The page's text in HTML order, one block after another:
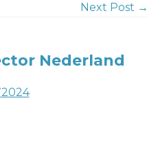
Next Post →
Nederland